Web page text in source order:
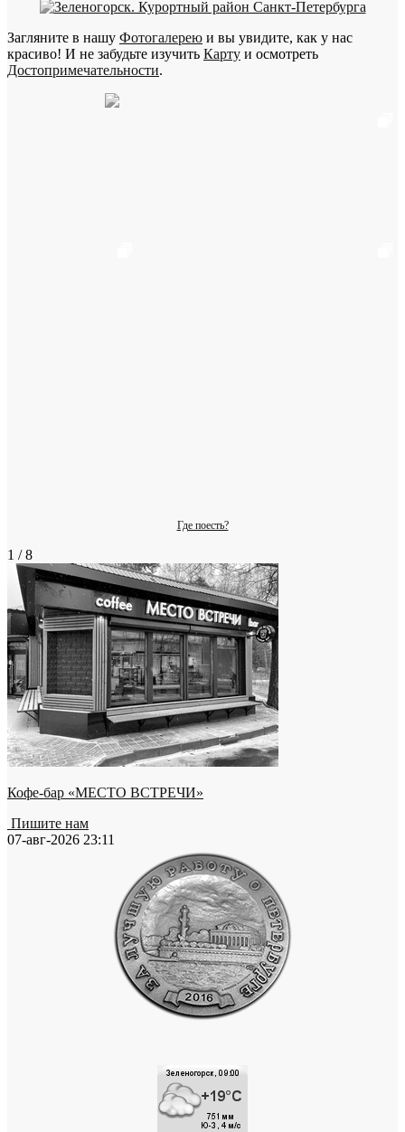
Загляните в нашу Фотогалерею и вы увидите, как у нас
красиво! И не забудьте изучить Карту и осмотреть
Достопримечательности.
Где поесть?
1 / 8
Кофе-бар «МЕСТО ВСТРЕЧИ»
Пишите нам
07-авг-2026 23:11